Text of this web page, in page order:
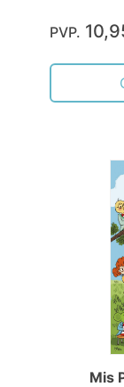
PVP.
Mis